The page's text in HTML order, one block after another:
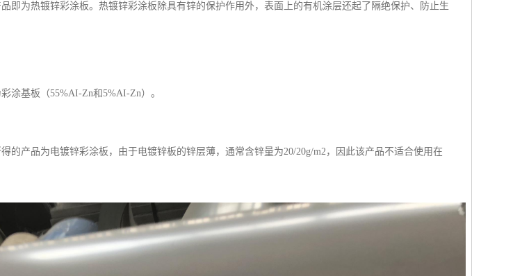
即为热镀锌彩涂板。热镀锌彩涂板除具有锌的保护作用外，表面上的有机涂层还起了隔绝保护、防止生
涂基板（55%AI-Zn和5%AI-Zn）。
的产品为电镀锌彩涂板，由于电镀锌板的锌层薄，通常含锌量为20/20g/m2，因此该产品不适合使用在